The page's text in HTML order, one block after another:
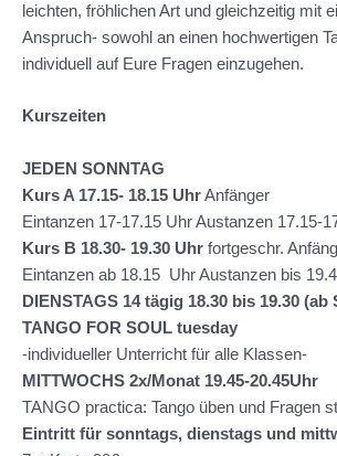
leichten, fröhlichen Art und gleichzeitig mit
Anspruch- sowohl an einen hochwertigen
individuell auf Eure Fragen einzugehen.
Kurszeiten
JEDEN SONNTAG
Kurs A 17.15- 18.15 UhrAnfänger
Eintanzen 17-17.15 Uhr Austanzen 17.15-
Kurs B 18.30- 19.30 Uhr fortgeschr.
Eintanzen ab 18.15 Uhr Austanzen bis
DIENSTAGS 14 tägig 18.30 bis 19.30 (ab
TANGO FOR SOUL tuesday
-individueller Unterricht für alle Klassen-
MITTWOCHS 2x/Monat 19.45-20.45Uhr
TANGO practica: Tango üben und Fragen
Eintritt für sonntags, dienstags und